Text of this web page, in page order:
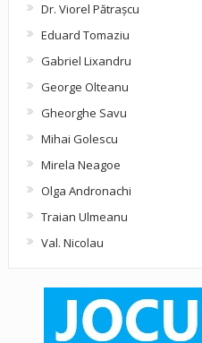
Dr. Viorel Pătraşcu
Eduard Tomaziu
Gabriel Lixandru
George Olteanu
Gheorghe Savu
Mihai Golescu
Mirela Neagoe
Olga Andronachi
Traian Ulmeanu
Val. Nicolau